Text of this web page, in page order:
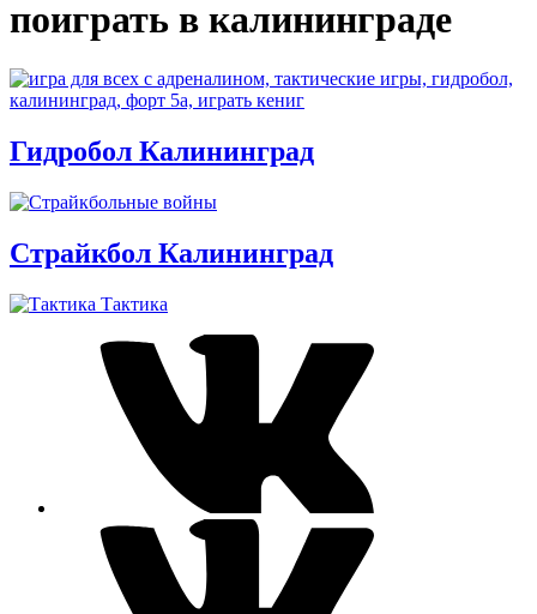
поиграть в калининграде
Гидробол Калининград
Страйкбол Калининград
Тактика